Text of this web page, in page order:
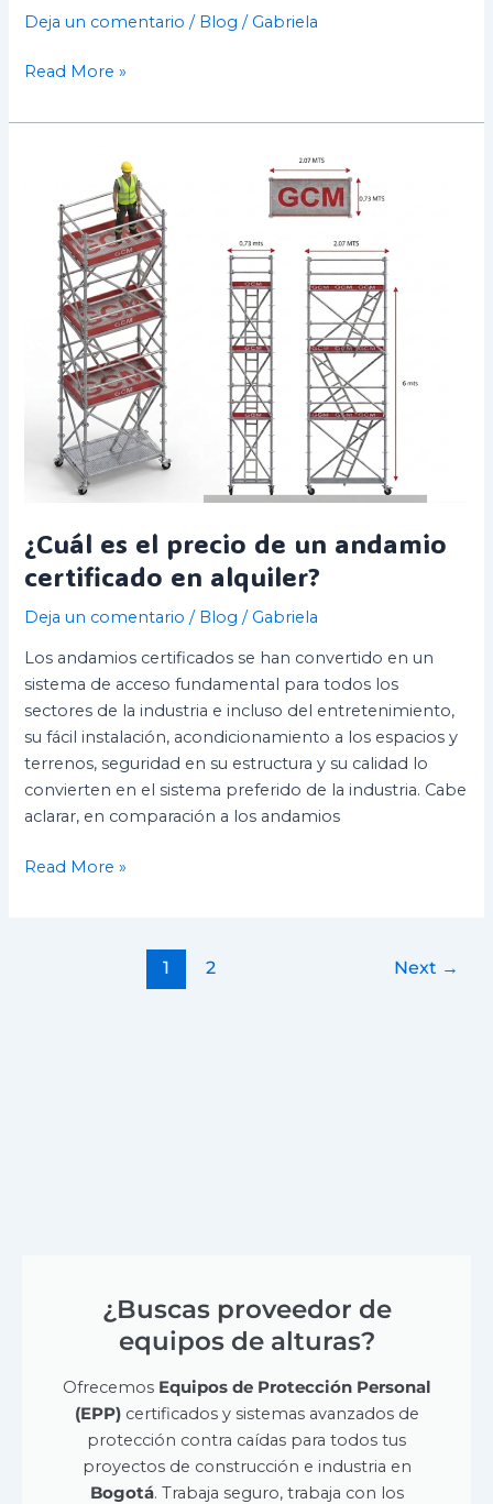
Deja un comentario / Blog / Gabriela
Read More »
¿Cuál es el precio de un andamio
certificado en alquiler?
Deja un comentario / Blog / Gabriela
Los andamios certificados se han convertido en un
sistema de acceso fundamental para todos los
sectores de la industria e incluso del entretenimiento,
su fácil instalación, acondicionamiento a los espacios y
terrenos, seguridad en su estructura y su calidad lo
convierten en el sistema preferido de la industria. Cabe
aclarar, en comparación a los andamios
precio
andamio
certificado
alquiler?
Read More »
1 2 Next →
¿Buscas proveedor de
equipos de alturas?
Ofrecemos Equipos de Protección Personal
(EPP)certificados y sistemas avanzados de
protección contra caídas para todos tus
proyectos de construcción e industria en
Bogotá. Trabaja seguro, trabaja con los